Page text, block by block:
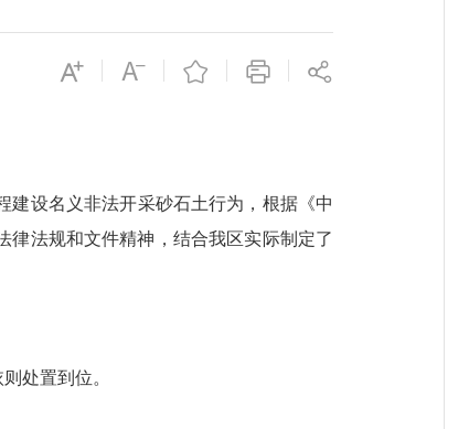
设名义非法开采砂石土行为，根据《中
律法规和文件精神，结合我区实际制定了
处置到位。